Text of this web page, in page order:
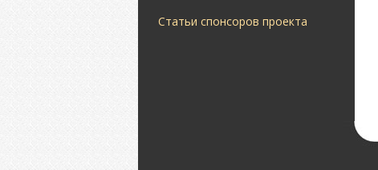
Статьи спонсоров проекта